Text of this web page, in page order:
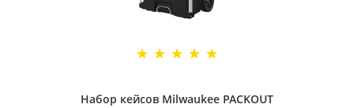
Набор кейсов Milwaukee PACKOUT